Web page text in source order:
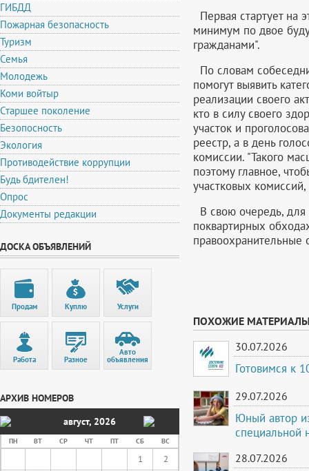
ГИБДД
Пожарная безопасность
Туризм
Семья
Молодежь
Коми войтыр
Старшее поколение
Безопосность
Экология
Противодействие коррупции
Будь бдителен!
Опрос
Документы редакции
ДОСКА ОБЪЯВЛЕНИЙ
Продам Куплю Услуги
Работа Разное
Авто
объявления
АРХИВ НОМЕРОВ
август, 2026
ПН ВТ СР ЧТ ПТ СБ ВС
1
2
Первая стартует на
минимум по двое
гражданами".
По словам
помогут выявить
реализации своего
кто в силу своего
участок и
реестр, а в день
комиссии. "Такого
поэтому главное,
участковых
В свою очередь,
поквартирных
правоохранительные
ПОХОЖИЕ
30.07.2026
Готовимся к
29.07.2026
Юный автор
специальной
28.07.2026